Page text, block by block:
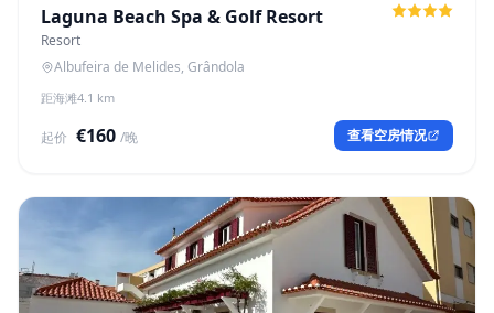
Laguna Beach Spa & Golf Resort
Resort
Albufeira de Melides, Grândola
距海滩4.1 km
起价 €160 /晚 查看空房情况